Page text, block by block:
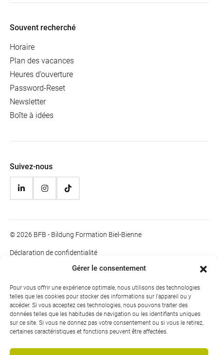
Gérer le consentement
Pour vous offrir une expérience optimale, nous utilisons des technologies
telles que les cookies pour stocker des informations sur l'appareil ou y
accéder. Si vous acceptez ces technologies, nous pouvons traiter des
données telles que les habitudes de navigation ou les identifiants uniques
sur ce site. Si vous ne donnez pas votre consentement ou si vous le retirez,
certaines caractéristiques et fonctions peuvent être affectées.
Souvent recherché
Horaire
Plan des vacances
Heures d’ouverture
Password-Reset
Newsletter
Boîte à idées
Suivez-nous
© 2026 BFB - Bildung Formation Biel-Bienne
Déclaration de confidentialité
Informations juridiques